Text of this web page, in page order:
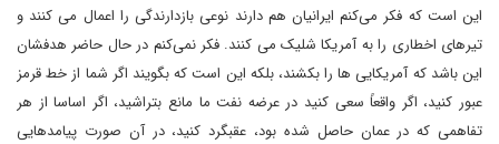
این است که فکر می‌کنم ایرانیان هم دارند نوعی بازدارندگی را اعمال می کنند و
تیرهای اخطاری را به آمریکا شلیک می کنند. فکر نمی‌کنم در حال حاضر هدفشان
این باشد که آمریکایی ها را بکشند، بلکه این است که بگویند اگر شما از خط قرمز
عبور کنید، اگر واقعاً سعی کنید در عرضه نفت ما مانع بتراشید، اگر اساسا از هر
تفاهمی که در عمان حاصل شده بود، عقبگرد کنید، در آن صورت پیامدهایی